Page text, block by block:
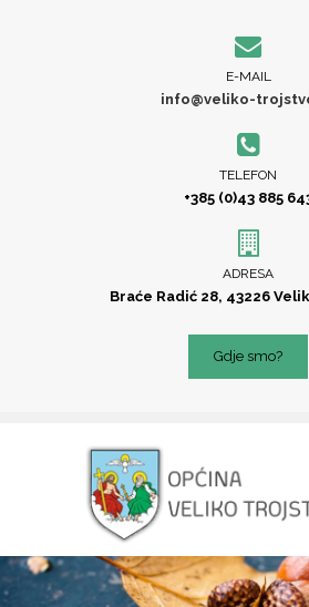
E-MAIL
info@veliko-
TELEFON
+385 (0)43 885
ADRESA
Braće Radić 28, 43226
Gdje smo?